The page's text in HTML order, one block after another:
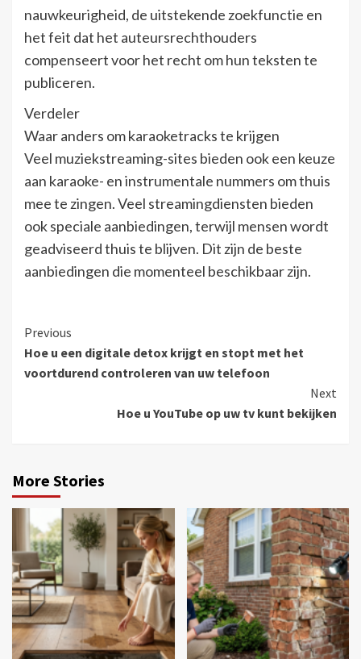
nauwkeurigheid, de uitstekende zoekfunctie en
het feit dat het auteursrechthouders
compenseert voor het recht om hun teksten te
publiceren.
Verdeler
Waar anders om karaoketracks te krijgen
Veel muziekstreaming-sites bieden ook een keuze
aan karaoke- en instrumentale nummers om thuis
mee te zingen. Veel streamingdiensten bieden
ook speciale aanbiedingen, terwijl mensen wordt
geadviseerd thuis te blijven. Dit zijn de beste
aanbiedingen die momenteel beschikbaar zijn.
Continue
Reading
Previous
Hoe u een digitale detox krijgt en stopt met het
voortdurend controleren van uw telefoon
Next
Hoe u YouTube op uw tv kunt bekijken
More Stories